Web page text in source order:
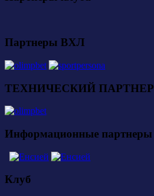
Партнеры ВХЛ
ТЕХНИЧЕСКИЙ ПАРТНЕР
Информационные партнеры
Клуб